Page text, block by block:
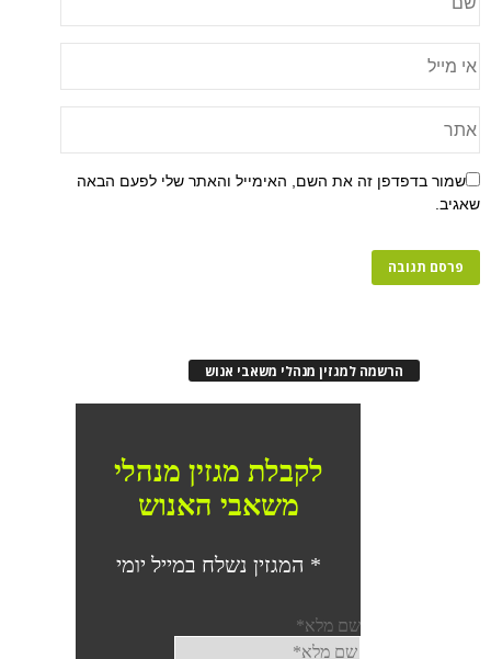
שמור בדפדפן זה את השם, האימייל והאתר שלי לפעם הבאה
שאגיב.
הרשמה למגזין מנהלי משאבי אנוש